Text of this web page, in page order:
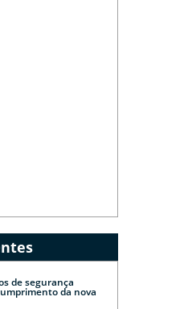
de segurança
da nova